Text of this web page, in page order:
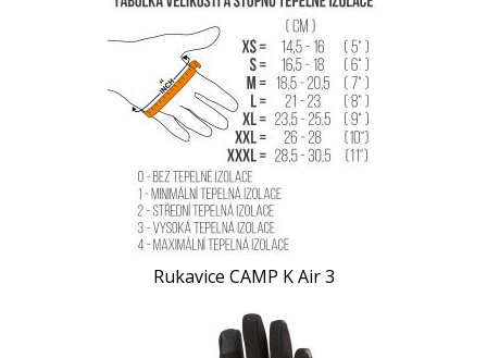
Rukavice CAMP K Air 3